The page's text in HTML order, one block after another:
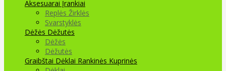
Aksesuarai Įrankiai
Replės Žirklės
Svarstyklės
Dėžės Dėžutės
Dėžės
Dėžutės
Graibštai Dėklai Rankinės Kuprinės